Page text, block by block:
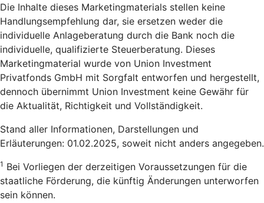
Die Inhalte dieses Marketingmaterials stellen keine
Handlungsempfehlung dar, sie ersetzen weder die
individuelle Anlageberatung durch die Bank noch die
individuelle, qualifizierte Steuerberatung. Dieses
Marketingmaterial wurde von Union Investment
Privatfonds GmbH mit Sorgfalt entworfen und hergestellt,
dennoch übernimmt Union Investment keine Gewähr für
die Aktualität, Richtigkeit und Vollständigkeit.
Stand aller Informationen, Darstellungen und
Erläuterungen: 01.02.2025, soweit nicht anders angegeben.
1 Bei Vorliegen der derzeitigen Voraussetzungen für die
staatliche Förderung, die künftig Änderungen unterworfen
sein können.